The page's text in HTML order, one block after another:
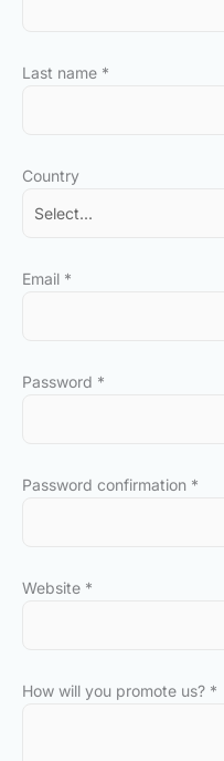
Last name *
Country
Email *
Password *
Password confirmation *
Website *
How will you promote us? *